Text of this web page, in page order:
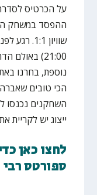
על הכרטיס
ההפסד במשחק
שוויון
21:00)
נוספת, בחרנו
הכי טובים
השחקנים נכנסו
ייצוג יש לקריית
לחצו כאן
ספורטס רבי